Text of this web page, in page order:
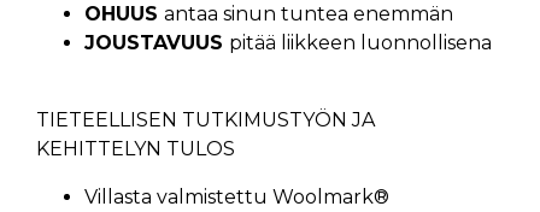
OHUUS antaa sinun tuntea enemmän
JOUSTAVUUS pitää liikkeen luonnollisena
TIETEELLISEN TUTKIMUSTYÖN JA
KEHITTELYN TULOS
Villasta valmistettu Woolmark®